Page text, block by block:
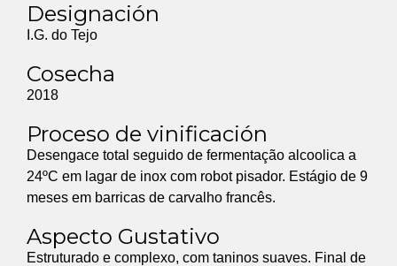
Designación
I.G. do Tejo
Cosecha
2018
Proceso de vinificación
Desengace total seguido de fermentação alcoolica a
24ºC em lagar de inox com robot pisador. Estágio de 9
meses em barricas de carvalho francês.
Aspecto Gustativo
Estruturado e complexo, com taninos suaves. Final de